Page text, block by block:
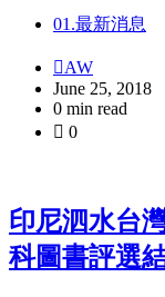
01.最新消息
AW
June 25, 2018
0 min read
0
印尼泗水台
科圖書評選